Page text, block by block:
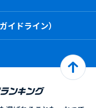
イドライン）